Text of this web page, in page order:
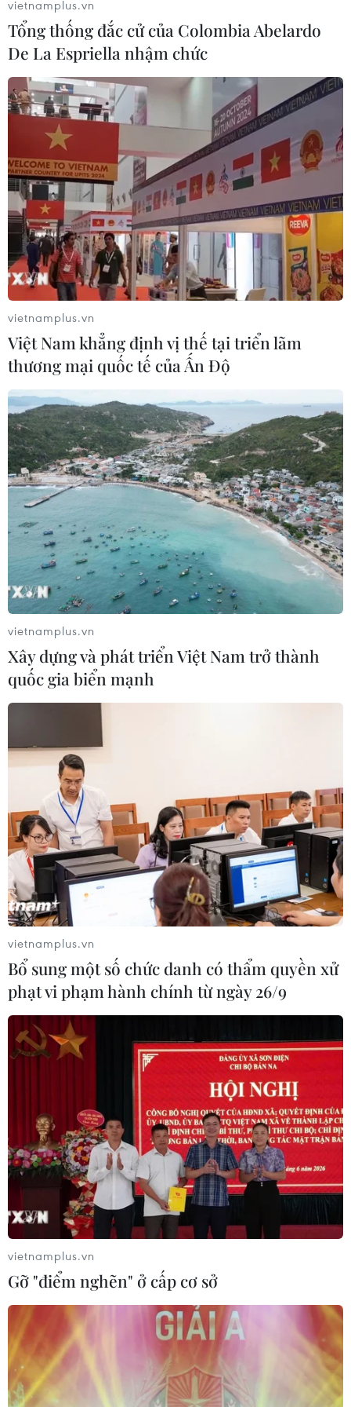
Sự cố nước nhiễm bẩn 'hé lộ' an ninh
nguồn nước còn nhiều lỗ hổng
18/10/2019 04:15
Sự cố nước sạch ở Hà Nội bị nhiễm styren vừa xảy ra
cho thấy công tác quản lý, giám sát “an ninh nguồn
nước” cũng như ứng phó sự cố vẫn còn nhiều “lỗ hổng”
đáng báo động.
Đầu nguồn nhà máy nước sông Đà ra sao
sau 9 ngày ‘ngậm dầu’?
18/10/2019 08:51
Gần 10 ngày sau sự cố đổ trộm dầu thải, suối Trầm-con
suối dẫn nước vào Nhà máy nước sạch Sông Đà (Kỳ
Sơn, Hòa Bình) đã dần dần được làm sạch.
vietnamplus.vn
Tổng thống đắc cử của Colombia Abelardo
De La Espriella nhậm chức
vietnamplus.vn
Việt Nam khẳng định vị thế tại triển lãm
thương mại quốc tế của Ấn Độ
vietnamplus.vn
Xây dựng và phát triển Việt Nam trở thành
quốc gia biển mạnh
vietnamplus.vn
Bổ sung một số chức danh có thẩm quyền xử
phạt vi phạm hành chính từ ngày 26/9
vietnamplus.vn
Gỡ "điểm nghẽn" ở cấp cơ sở